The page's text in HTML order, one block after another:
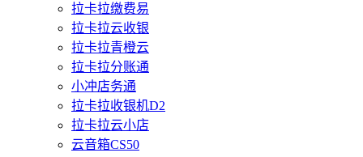
拉卡拉缴费易
拉卡拉云收银
拉卡拉青橙云
拉卡拉分账通
小冲店务通
拉卡拉收银机D2
拉卡拉云小店
云音箱CS50